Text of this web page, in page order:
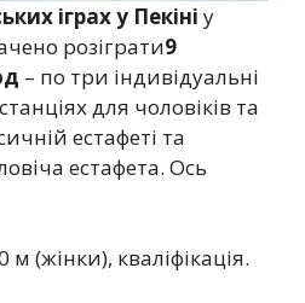
іграх у Пекіні у
розіграти9
– по три індивідуальні
для чоловіків та
естафеті та
естафета. Ось
(жінки), кваліфікація.